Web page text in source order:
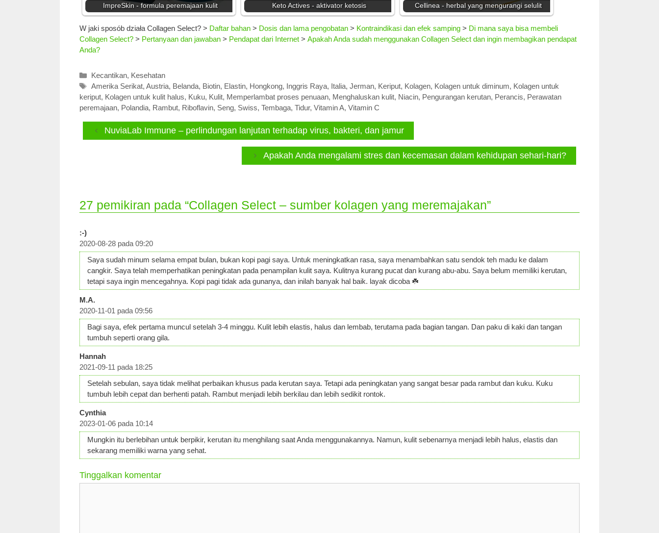
ImpreSkin - formula peremajaan kulit Keto Actives - aktivator ketosis Cellinea - herbal yang mengurangi selulit
W jaki sposób działa Collagen Select? > Daftar bahan > Dosis dan lama pengobatan > Kontraindikasi dan efek samping > Di mana saya bisa membeli
Collagen Select? > Pertanyaan dan jawaban > Pendapat dari Internet > Apakah Anda sudah menggunakan Collagen Select dan ingin membagikan pendapat
Anda?
Kategori
Kecantikan, Kesehatan
Tag
Amerika Serikat, Austria, Belanda, Biotin, Elastin, Hongkong, Inggris Raya, Italia, Jerman, Keriput, Kolagen, Kolagen untuk diminum, Kolagen untuk
keriput, Kolagen untuk kulit halus, Kuku, Kulit, Memperlambat proses penuaan, Menghaluskan kulit, Niacin, Pengurangan kerutan, Perancis, Perawatan
peremajaan, Polandia, Rambut, Riboflavin, Seng, Swiss, Tembaga, Tidur, Vitamin A, Vitamin C
NuviaLab Immune – perlindungan lanjutan terhadap virus, bakteri, dan jamur
Apakah Anda mengalami stres dan kecemasan dalam kehidupan sehari-hari?
27 pemikiran pada “Collagen Select – sumber kolagen yang meremajakan”
:-)
2020-08-28 pada 09:20
Saya sudah minum selama empat bulan, bukan kopi pagi saya. Untuk meningkatkan rasa, saya menambahkan satu sendok teh madu ke dalam
cangkir. Saya telah memperhatikan peningkatan pada penampilan kulit saya. Kulitnya kurang pucat dan kurang abu-abu. Saya belum memiliki kerutan,
tetapi saya ingin mencegahnya. Kopi pagi tidak ada gunanya, dan inilah banyak hal baik. layak dicoba ☘️
M.A.
2020-11-01 pada 09:56
Bagi saya, efek pertama muncul setelah 3-4 minggu. Kulit lebih elastis, halus dan lembab, terutama pada bagian tangan. Dan paku di kaki dan tangan
tumbuh seperti orang gila.
Hannah
2021-09-11 pada 18:25
Setelah sebulan, saya tidak melihat perbaikan khusus pada kerutan saya. Tetapi ada peningkatan yang sangat besar pada rambut dan kuku. Kuku
tumbuh lebih cepat dan berhenti patah. Rambut menjadi lebih berkilau dan lebih sedikit rontok.
Cynthia
2023-01-06 pada 10:14
Mungkin itu berlebihan untuk berpikir, kerutan itu menghilang saat Anda menggunakannya. Namun, kulit sebenarnya menjadi lebih halus, elastis dan
sekarang memiliki warna yang sehat.
Tinggalkan komentar